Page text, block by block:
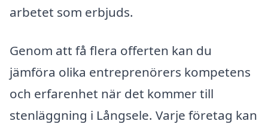
arbetet som erbjuds.
Genom att få flera offerten kan du
jämföra olika entreprenörers kompetens
och erfarenhet när det kommer till
stenläggning i Långsele. Varje företag kan